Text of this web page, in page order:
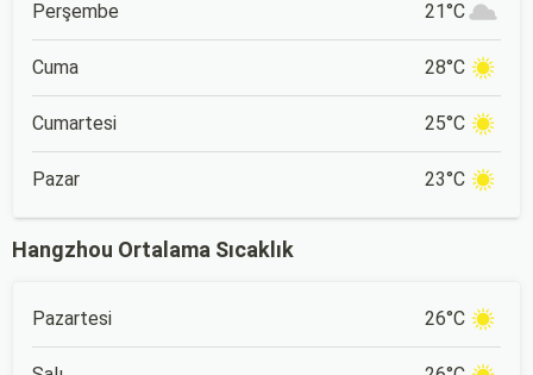
Perşembe 21°C
Cuma 28°C
Cumartesi 25°C
Pazar 23°C
Hangzhou Ortalama Sıcaklık
Pazartesi 26°C